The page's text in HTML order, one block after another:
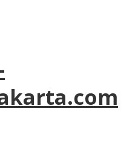
yang
Tetapi Tetap